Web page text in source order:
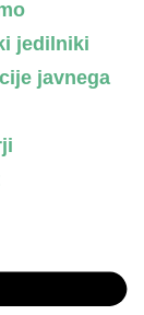
jedilniki
javnega